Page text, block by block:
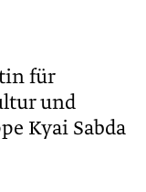
für
und
Kyai Sabda